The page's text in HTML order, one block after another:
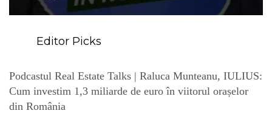
Editor Picks
Podcastul Real Estate Talks | Raluca Munteanu, IULIUS:
Cum investim 1,3 miliarde de euro în viitorul orașelor
din România